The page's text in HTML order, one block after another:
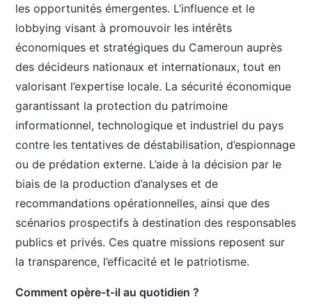
les opportunités émergentes. L’influence et le
lobbying visant à promouvoir les intérêts
économiques et stratégiques du Cameroun auprès
des décideurs nationaux et internationaux, tout en
valorisant l’expertise locale. La sécurité économique
garantissant la protection du patrimoine
informationnel, technologique et industriel du pays
contre les tentatives de déstabilisation, d’espionnage
ou de prédation externe. L’aide à la décision par le
biais de la production d’analyses et de
recommandations opérationnelles, ainsi que des
scénarios prospectifs à destination des responsables
publics et privés. Ces quatre missions reposent sur
la transparence, l’efficacité et le patriotisme.
Comment opère-t-il au quotidien ?